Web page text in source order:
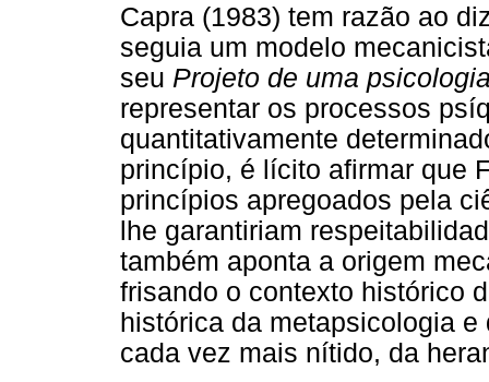
Capra (1983) tem razão ao
seguia um modelo
seu Projeto de uma
representar os processos
quantitativamente
princípio, é lícito afirmar que
princípios apregoados pela
lhe garantiriam
também aponta a origem
frisando o contexto histórico
histórica da metapsicologia
cada vez mais nítido, da